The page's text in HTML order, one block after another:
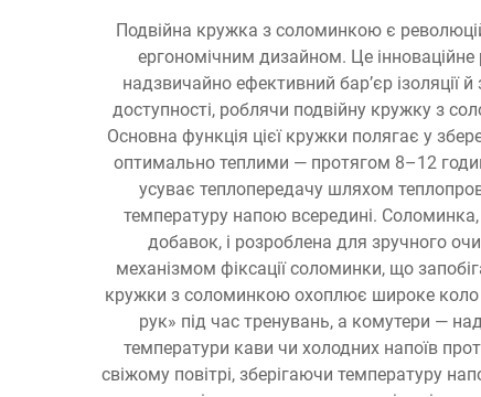
Подвійна кружка з соломинкою є
ергономічним дизайном. Це
надзвичайно ефективний бар’єр ізоляції
доступності, роблячи подвійну кружку з
Основна функція цієї кружки полягає у
оптимально теплими — протягом 8–12
усуває теплопередачу шляхом
температуру напою всередині. Соломинка,
добавок, і розроблена для зручного
механізмом фіксації соломинки, що
кружки з соломинкою охоплює широке коло
рук» під час тренувань, а комутери —
температури кави чи холодних напоїв
свіжому повітрі, зберігаючи температуру